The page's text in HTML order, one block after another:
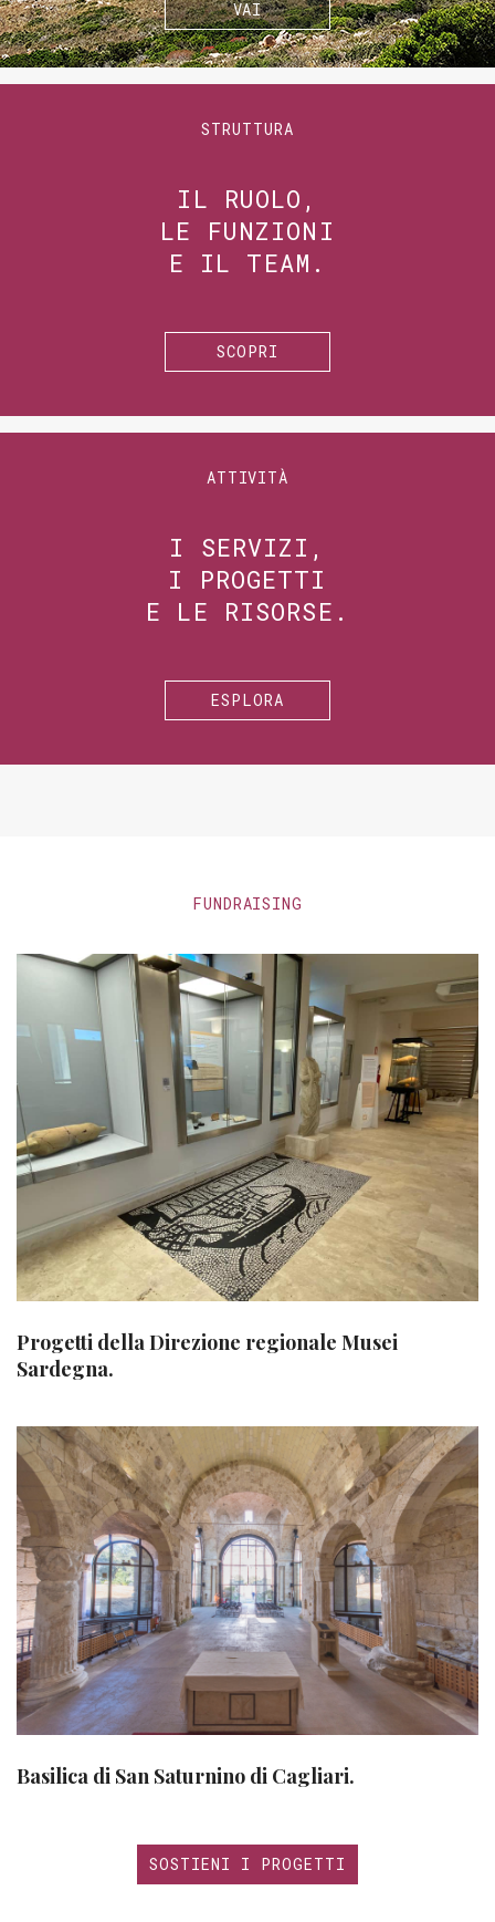
VAI
STRUTTURA
IL RUOLO,
LE FUNZIONI
E IL TEAM.
SCOPRI
ATTIVITÀ
I SERVIZI,
I PROGETTI
E LE RISORSE.
ESPLORA
FUNDRAISING
Progetti della Direzione regionale Musei
Sardegna.
Basilica di San Saturnino di Cagliari.
SOSTIENI I PROGETTI